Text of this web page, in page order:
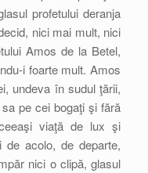
profetului deranja
nici mai mult, nici
Amos de la Betel,
i foarte mult. Amos
undeva în sudul ţării,
pe cei bogaţi şi fără
viaţă de lux şi
acolo, de departe,
nici o clipă, glasul